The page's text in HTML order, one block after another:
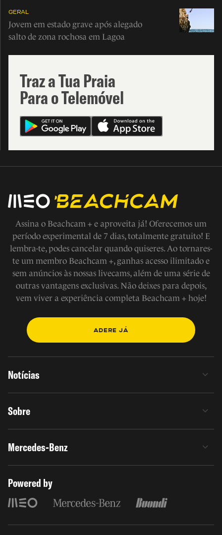
GERAL
Jovem em estado grave após alegado
salto de zona rochosa em Lagoa
Traz a Tua Praia
Para o Telemóvel
Assina o Beachcam + e aproveita já! Oferecemos um
período experimental de 7 dias, totalmente gratuito! E
lembra-te, podes cancelar quando quiseres. Ao tornares-
te um membro Beachcam +, ganhas acesso ilimitado e
sem anúncios às nossas livecams, além de uma série de
outras vantagens exclusivas. Não deixes para depois,
vem viver a experiência completa Beachcam + hoje!
ADERE JÁ
Notícias
Sobre
Mercedes-Benz
Powered by